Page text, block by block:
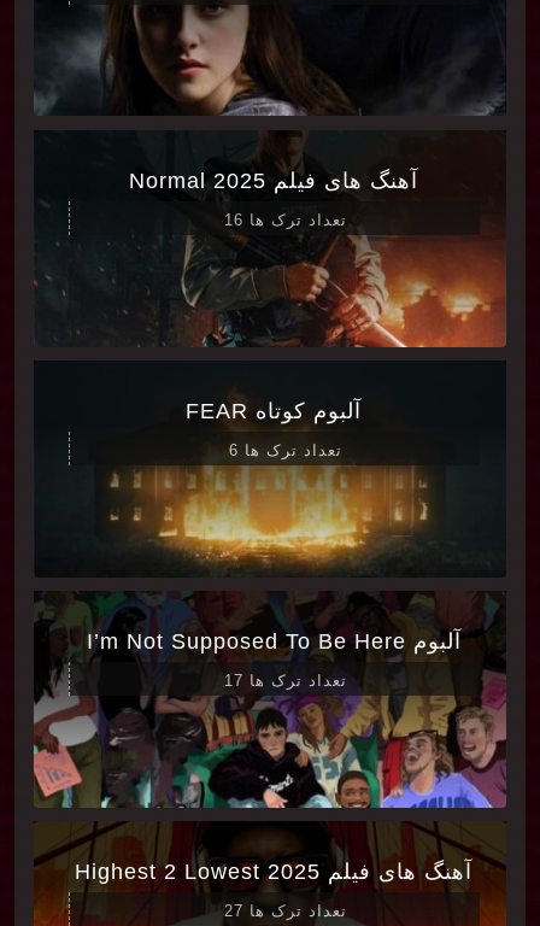
آهنگ های فیلم Normal 2025
تعداد ترک ها 16
آلبوم کوتاه FEAR
تعداد ترک ها 6
آلبوم I’m Not Supposed To Be Here
تعداد ترک ها 17
آهنگ های فیلم Highest 2 Lowest 2025
تعداد ترک ها 27